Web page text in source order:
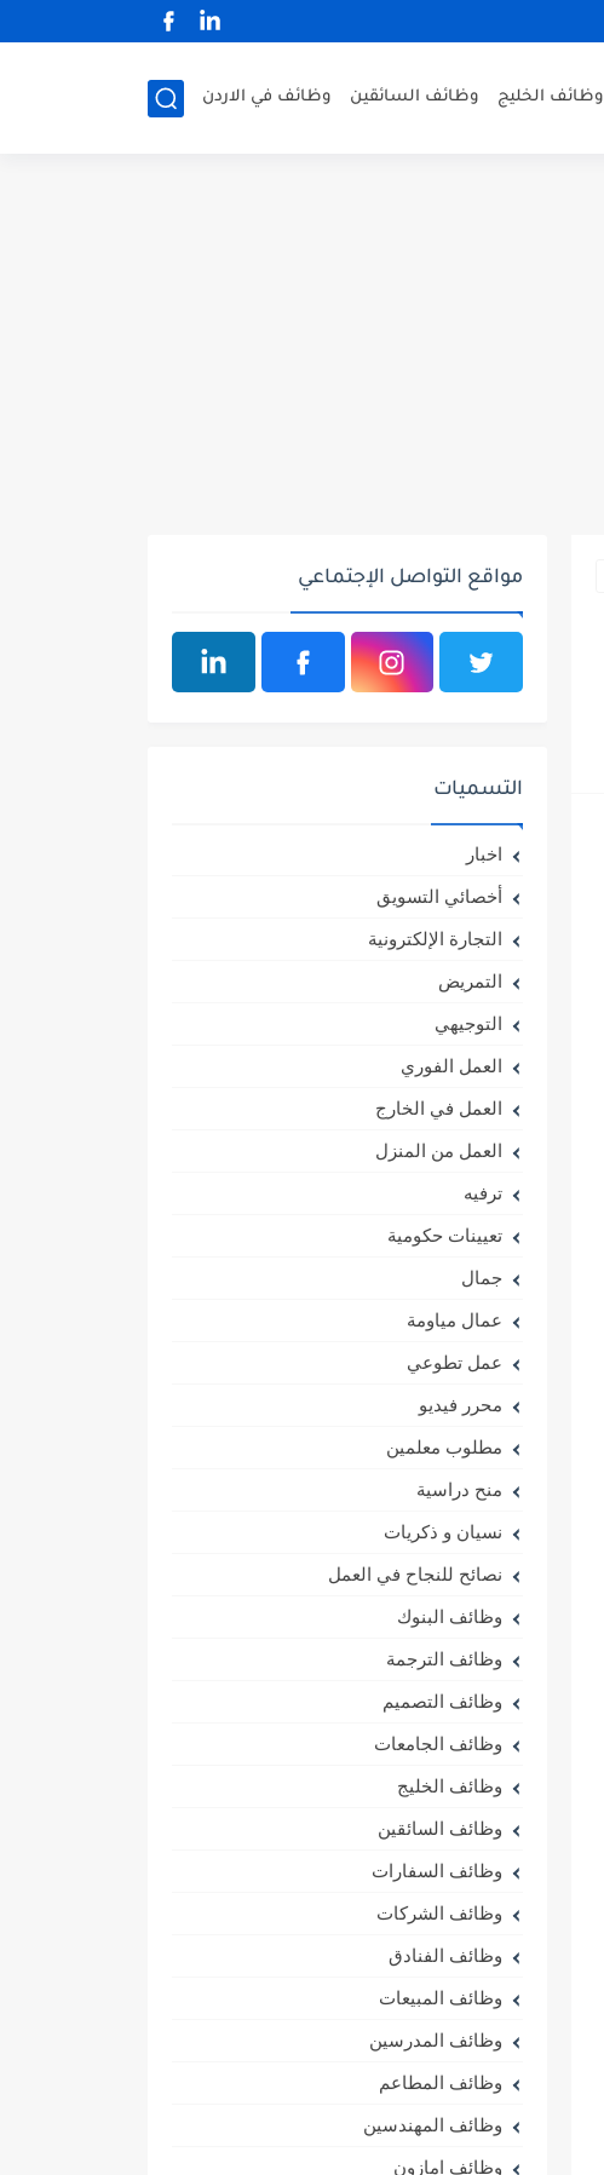
وظائف الخليج وظائف السائقين وظائف في الاردن
مواقع التواصل الإجتماعي
التسميات
اخبار
أخصائي التسويق
التجارة الإلكترونية
التمريض
التوجيهي
العمل الفوري
العمل في الخارج
العمل من المنزل
ترفيه
تعيينات حكومية
جمال
عمال مياومة
عمل تطوعي
محرر فيديو
مطلوب معلمين
منح دراسية
نسيان و ذكريات
نصائح للنجاح في العمل
وظائف البنوك
وظائف الترجمة
وظائف التصميم
وظائف الجامعات
وظائف الخليج
وظائف السائقين
وظائف السفارات
وظائف الشركات
وظائف الفنادق
وظائف المبيعات
وظائف المدرسين
وظائف المطاعم
وظائف المهندسين
وظائف امازون